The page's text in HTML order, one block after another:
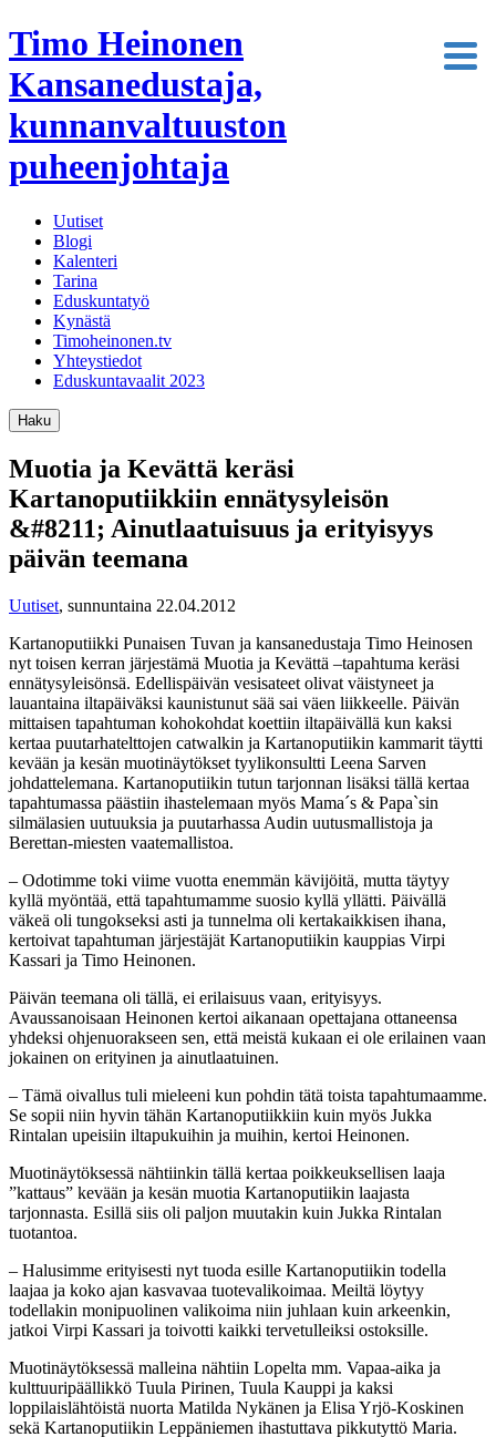
Timo Heinonen
Kansanedustaja,
kunnanvaltuuston
puheenjohtaja
Uutiset
Blogi
Kalenteri
Tarina
Eduskuntatyö
Kynästä
Timoheinonen.tv
Yhteystiedot
Eduskuntavaalit 2023
Haku
Muotia ja Kevättä keräsi
Kartanoputiikkiin ennätysyleisön
&#8211; Ainutlaatuisuus ja erityisyys
päivän teemana
Uutiset, sunnuntaina 22.04.2012
Kartanoputiikki Punaisen Tuvan ja kansanedustaja Timo Heinosen
nyt toisen kerran järjestämä Muotia ja Kevättä –tapahtuma keräsi
ennätysyleisönsä. Edellispäivän vesisateet olivat väistyneet ja
lauantaina iltapäiväksi kaunistunut sää sai väen liikkeelle. Päivän
mittaisen tapahtuman kohokohdat koettiin iltapäivällä kun kaksi
kertaa puutarhatelttojen catwalkin ja Kartanoputiikin kammarit täytti
kevään ja kesän muotinäytökset tyylikonsultti Leena Sarven
johdattelemana. Kartanoputiikin tutun tarjonnan lisäksi tällä kertaa
tapahtumassa päästiin ihastelemaan myös Mama´s & Papa`sin
silmälasien uutuuksia ja puutarhassa Audin uutusmallistoja ja
Berettan-miesten vaatemallistoa.
– Odotimme toki viime vuotta enemmän kävijöitä, mutta täytyy
kyllä myöntää, että tapahtumamme suosio kyllä yllätti. Päivällä
väkeä oli tungokseksi asti ja tunnelma oli kertakaikkisen ihana,
kertoivat tapahtuman järjestäjät Kartanoputiikin kauppias Virpi
Kassari ja Timo Heinonen.
Päivän teemana oli tällä, ei erilaisuus vaan, erityisyys.
Avaussanoisaan Heinonen kertoi aikanaan opettajana ottaneensa
yhdeksi ohjenuorakseen sen, että meistä kukaan ei ole erilainen vaan
jokainen on erityinen ja ainutlaatuinen.
– Tämä oivallus tuli mieleeni kun pohdin tätä toista tapahtumaamme.
Se sopii niin hyvin tähän Kartanoputiikkiin kuin myös Jukka
Rintalan upeisiin iltapukuihin ja muihin, kertoi Heinonen.
Muotinäytöksessä nähtiinkin tällä kertaa poikkeuksellisen laaja
”kattaus” kevään ja kesän muotia Kartanoputiikin laajasta
tarjonnasta. Esillä siis oli paljon muutakin kuin Jukka Rintalan
tuotantoa.
– Halusimme erityisesti nyt tuoda esille Kartanoputiikin todella
laajaa ja koko ajan kasvavaa tuotevalikoimaa. Meiltä löytyy
todellakin monipuolinen valikoima niin juhlaan kuin arkeenkin,
jatkoi Virpi Kassari ja toivotti kaikki tervetulleiksi ostoksille.
Muotinäytöksessä malleina nähtiin Lopelta mm. Vapaa-aika ja
kulttuuripäällikkö Tuula Pirinen, Tuula Kauppi ja kaksi
loppilaislähtöistä nuorta Matilda Nykänen ja Elisa Yrjö-Koskinen
sekä Kartanoputiikin Leppäniemen ihastuttava pikkutyttö Maria.